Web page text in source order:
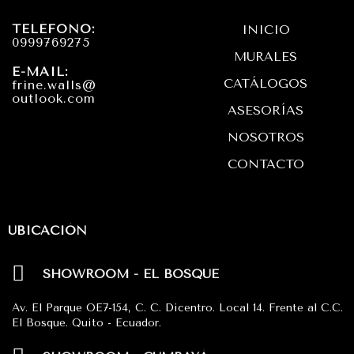
a
p
p
TELÉFONO:
0999769275
E-MAIL:
frine.walls@
outlook.com
INICIO
MURALES
CATÁLOGOS
ASESORÍAS
NOSOTROS
CONTACTO
UBICACIÓN
SHOWROOM - EL BOSQUE
Av. El Parque OE7-154, C. C. Dicentro. Local 14. Frente al C.C.
El Bosque. Quito - Ecuador.